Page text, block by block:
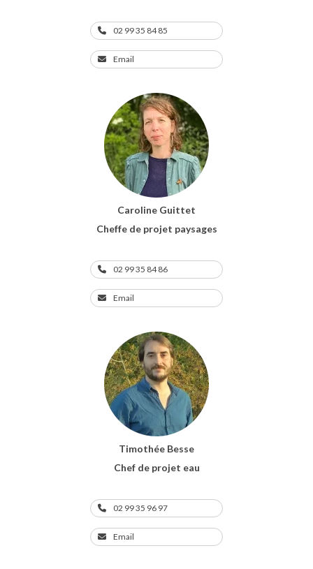
02 99 35 84 85
Email
Caroline Guittet
Cheffe de projet paysages
02 99 35 84 86
Email
Timothée Besse
Chef de projet eau
02 99 35 96 97
Email